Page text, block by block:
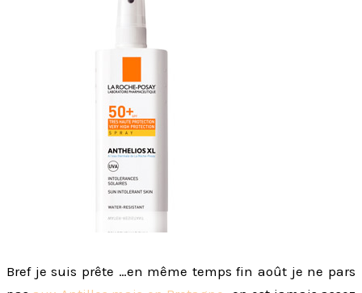
Bref je suis prête …en même temps fin août je ne pars